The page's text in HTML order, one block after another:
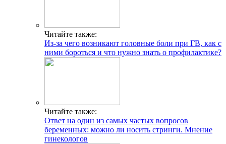
Читайте также:
Из-за чего возникают головные боли при ГВ, как с
ними бороться и что нужно знать о профилактике?
Читайте также:
Ответ на один из самых частых вопросов
беременных: можно ли носить стринги. Мнение
гинекологов